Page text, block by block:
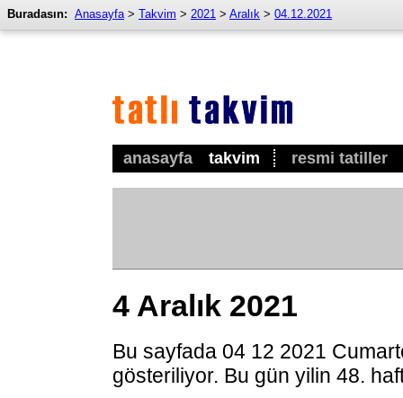
anasayfa takvim resmi tatiller
Buradasın: Anasayfa> Takvim > 2021 > Aralık > 04.12.2021
4 Aralık 2021
Bu sayfada 04 12 2021
gösteriliyor. Bu gün yilin 48.